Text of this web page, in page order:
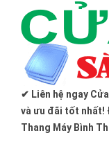
✔ Liên hệ ngay
và ưu đãi tốt nhất!
Thang Máy Bình